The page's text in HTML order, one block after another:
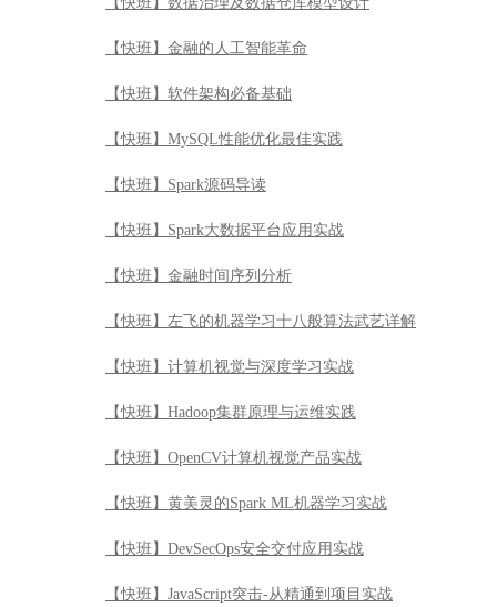
【快班】金融的人工智能革命
【快班】软件架构必备基础
【快班】MySQL性能优化最佳实践
【快班】Spark源码导读
【快班】Spark大数据平台应用实战
【快班】金融时间序列分析
【快班】左飞的机器学习十八般算法武艺详解
【快班】计算机视觉与深度学习实战
【快班】Hadoop集群原理与运维实践
【快班】OpenCV计算机视觉产品实战
【快班】黄美灵的Spark ML机器学习实战
【快班】DevSecOps安全交付应用实战
【快班】JavaScript突击-从精通到项目实战